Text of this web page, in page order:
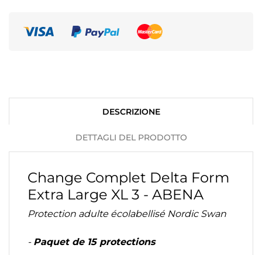
DESCRIZIONE
DETTAGLI DEL PRODOTTO
Change Complet Delta Form
Extra Large XL 3 - ABENA
Protection adulte écolabellisé Nordic Swan
- Paquet de 15 protections